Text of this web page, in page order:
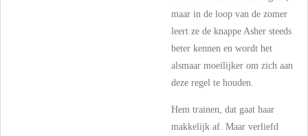
maar in de loop van de zomer
leert ze de knappe Asher steeds
beter kennen en wordt het
alsmaar moeilijker om zich aan
deze regel te houden.
Hem trainen, dat gaat haar
makkelijk af. Maar verliefd